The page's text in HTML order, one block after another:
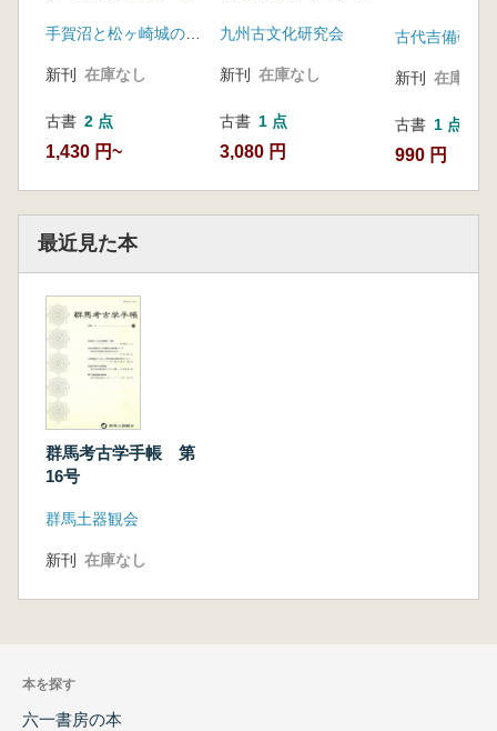
新刊 在庫なし
古書 2 点
1,430 円~
代土器・陶器
九州古文化研究会
新刊 在庫なし
古書 1 点
3,080 円
古代吉備研究
新刊 在庫なし
古書 1 点
990 円
最近見た本
群馬考古学手帳 第
16号
群馬土器観会
新刊 在庫なし
本を探す
六一書房の本